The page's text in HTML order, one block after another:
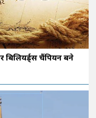
बिलियर्ड्स चैंपियन बने